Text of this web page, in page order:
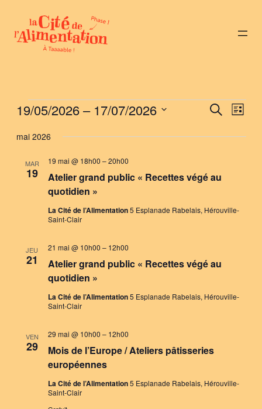
Évènements
et
de
Recherche
Liste
19/05/2026 – 17/07/2026
une
mai 2026
MAR
19
Atelier grand public « Recettes végé au
quotidien »
19 mai @ 18h00 –20h00
La Cité de l’Alimentation5 Esplanade Rabelais, Hérouville-
Saint-Clair
JEU
21
Atelier grand public « Recettes végé au
quotidien »
21 mai @ 10h00 – 12h00
La Cité de l’Alimentation5 Esplanade Rabelais, Hérouville-
Saint-Clair
VEN
29
Mois de l’Europe / Ateliers pâtisseries
européennes
29 mai @ 10h00 – 12h00
La Cité de l’Alimentation5 Esplanade Rabelais, Hérouville-
Saint-Clair